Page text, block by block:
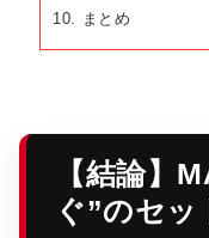
まとめ
【結論】
ぐ”のセ